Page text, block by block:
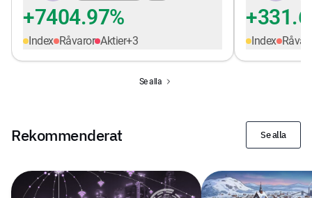
+7404.97%
Index Råvaror Aktier+3 Index
Se alla
Rekommenderat Se alla